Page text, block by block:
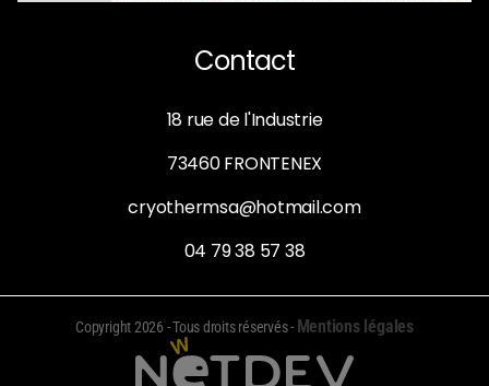
Contact
18 rue de l'Industrie
73460 FRONTENEX
cryothermsa@hotmail.com
04 79 38 57 38
Copyright 2026 - Tous droits réservés- Mentions légales